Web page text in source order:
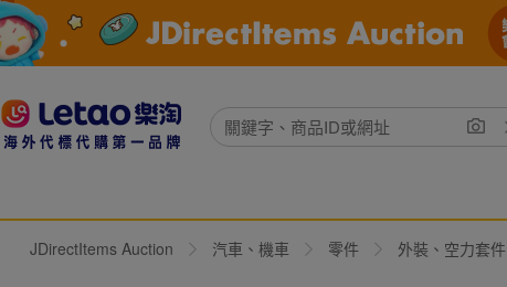
JDirectItems Auction 汽車、機車 零件 外裝、空力套件